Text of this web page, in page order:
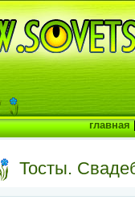
Тосты.
главная